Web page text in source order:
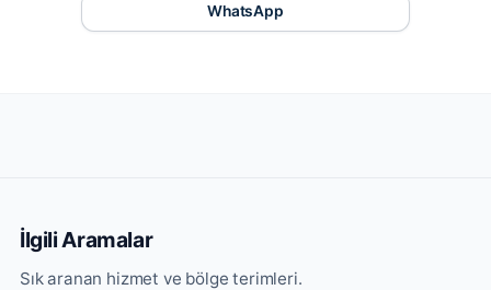
WhatsApp
İlgili Aramalar
Sık aranan hizmet ve bölge terimleri.